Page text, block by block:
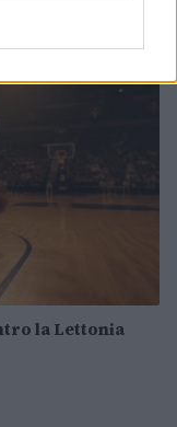
la Lettonia